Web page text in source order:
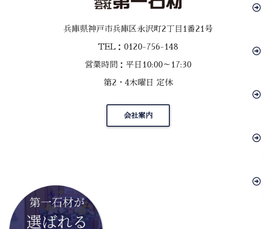
兵庫県神戸市兵庫区永沢町2丁目1番21号
TEL：0120-756-148
営業時間：平日10:00～17:30
第2・4木曜日 定休
会社案内